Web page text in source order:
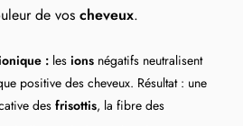
de vos cheveux.
: les ions négatifs neutralisent
positive des cheveux. Résultat : une
des frisottis, la fibre des